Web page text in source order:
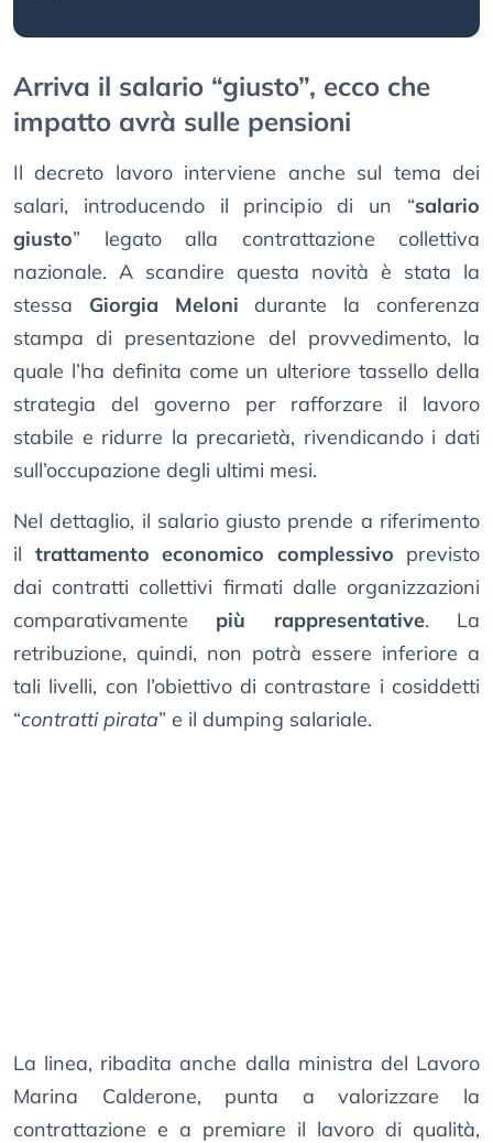
Arriva il salario “giusto”, ecco che
impatto avrà sulle pensioni
Il decreto lavoro interviene anche sul tema dei
salari, introducendo il principio di un “salario
giusto” legato alla contrattazione collettiva
nazionale. A scandire questa novità è stata la
stessa Giorgia Meloni durante la conferenza
stampa di presentazione del provvedimento, la
quale l’ha definita come un ulteriore tassello della
strategia del governo per rafforzare il lavoro
stabile e ridurre la precarietà, rivendicando i dati
sull’occupazione degli ultimi mesi.
Nel dettaglio, il salario giusto prende a riferimento
il trattamento economico complessivo previsto
dai contratti collettivi firmati dalle organizzazioni
comparativamente più rappresentative. La
retribuzione, quindi, non potrà essere inferiore a
tali livelli, con l’obiettivo di contrastare i cosiddetti
“contratti pirata” e il dumping salariale.
La linea, ribadita anche dalla ministra del Lavoro
Marina Calderone, punta a valorizzare la
contrattazione e a premiare il lavoro di qualità,